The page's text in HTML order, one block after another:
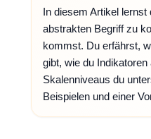
In diesem Artikel lernst
abstrakten Begriff zu
kommst. Du erfährst,
gibt, wie du
Skalenniveaus du
Beispielen und einer